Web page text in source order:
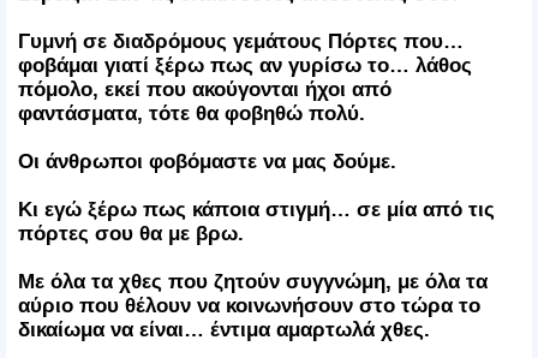
Γυμνή σε διαδρόμους γεμάτους Πόρτες που…
φοβάμαι γιατί ξέρω πως αν γυρίσω το… λάθος
πόμολο, εκεί που ακούγονται ήχοι από
φαντάσματα, τότε θα φοβηθώ πολύ.
Οι άνθρωποι φοβόμαστε να μας δούμε.
Κι εγώ ξέρω πως κάποια στιγμή… σε μία από τις
πόρτες σου θα με βρω.
Με όλα τα χθες που ζητούν συγγνώμη, με όλα τα
αύριο που θέλουν να κοινωνήσουν στο τώρα το
δικαίωμα να είναι… έντιμα αμαρτωλά χθες.